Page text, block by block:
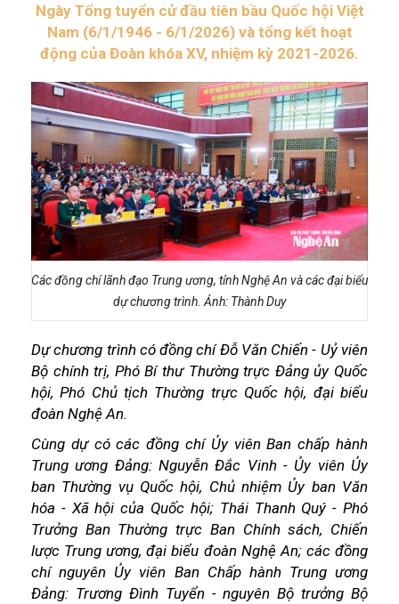
Ngày Tổng tuyển cử đầu tiên bầu Quốc hội Việt
Nam (6/1/1946 - 6/1/2026) và tổng kết hoạt
động của Đoàn khóa XV, nhiệm kỳ 2021-2026.
Các đồng chí lãnh đạo Trung ương, tỉnh Nghệ An và các đại biểu
dự chương trình. Ảnh: Thành Duy
Dự chương trình có đồng chí Đỗ Văn Chiến - Uỷ viên
Bộ chính trị, Phó Bí thư Thường trực Đảng ủy Quốc
hội, Phó Chủ tịch Thường trực Quốc hội, đại biểu
đoàn Nghệ An.
Cùng dự có các đồng chí Ủy viên Ban chấp hành
Trung ương Đảng: Nguyễn Đắc Vinh - Ủy viên Ủy
ban Thường vụ Quốc hội, Chủ nhiệm Ủy ban Văn
hóa - Xã hội của Quốc hội; Thái Thanh Quý - Phó
Trưởng Ban Thường trực Ban Chính sách, Chiến
lược Trung ương, đại biểu đoàn Nghệ An; các đồng
chí nguyên Ủy viên Ban Chấp hành Trung ương
Đảng: Trương Đình Tuyển - nguyên Bộ trưởng Bộ